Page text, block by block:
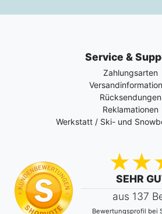
Service &
Zahlungsarten
Rücksendungen
Reklamationen
Werkstatt / Ski- und
SEHR
aus 137
Bewertungsprofil bei